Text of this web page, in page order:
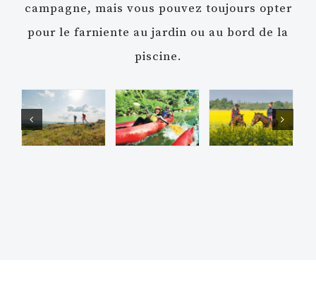
campagne, mais vous pouvez toujours opter
pour le farniente au jardin ou au bord de la
piscine.